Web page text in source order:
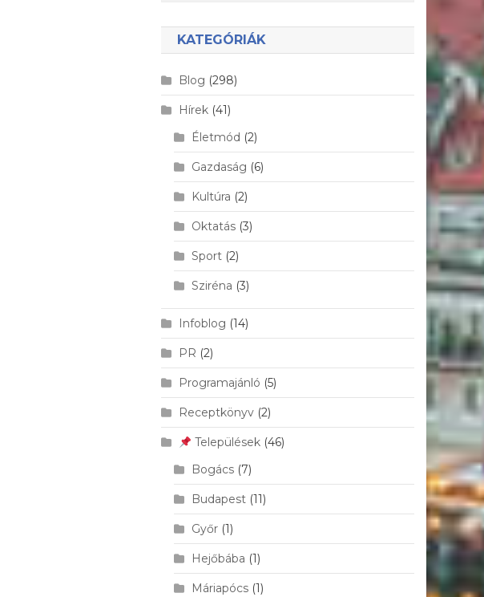
KATEGÓRIÁK
Blog (298)
Hírek (41)
Életmód (2)
Gazdaság (6)
Kultúra (2)
Oktatás (3)
Sport (2)
Sziréna (3)
Infoblog (14)
PR (2)
Programajánló (5)
Receptkönyv (2)
Települések (46)
Bogács (7)
Budapest (11)
Győr (1)
Hejőbába (1)
Máriapócs (1)